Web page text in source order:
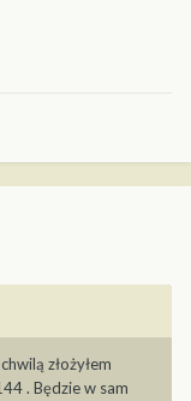
złożyłem
. Będzie w sam